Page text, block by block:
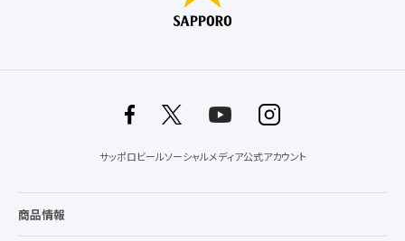
サッポロビールソーシャルメディア公式アカウント
商品情報